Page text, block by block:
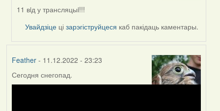
by
nataly.d
11 вiд у трансляцыi!!!
Увайдзіце цізарэгіструйцеся каб пакідаць каментары.
Feather- 11.12.2022 - 23:23
Сегодня снегопад.